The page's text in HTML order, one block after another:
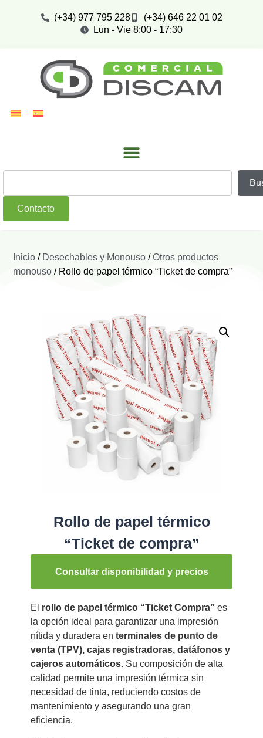
(+34) 977 795 228
(+34) 646 22 01 02
Lun - Vie 8:00 - 17:30
Contacto
Inicio / Desechables y Monouso /Otros productos
monouso / Rollo de papel térmico “Ticket de compra”
Rollo de papel térmico
“Ticket de compra”
Consultar disponibilidad y precios
El rollo de papel térmico “Ticket Compra” es
la opción ideal para garantizar una impresión
nítida y duradera en terminales de punto de
venta (TPV), cajas registradoras, datáfonos y
cajeros automáticos. Su composición de alta
calidad permite una impresión térmica sin
necesidad de tinta, reduciendo costos de
mantenimiento y asegurando una gran
eficiencia.